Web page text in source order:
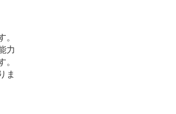
。
力
。
ま